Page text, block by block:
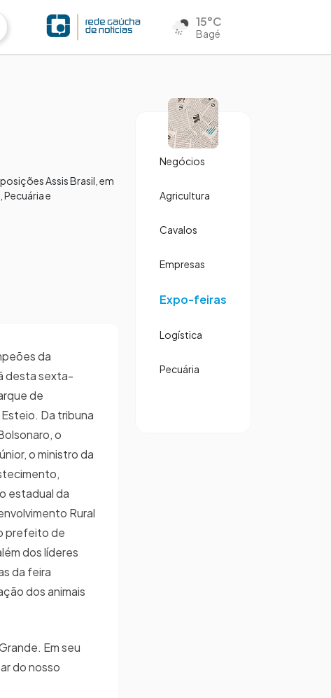
15°C
Bagé
Assis Brasil, em
e
da
desta sexta-
de
Da tribuna
o
o ministro da
estadual da
Rural
prefeito de
dos líderes
da feira
dos animais
Em seu
do nosso
Negócios
Agricultura
Cavalos
Empresas
Expo-feiras
Logística
Pecuária